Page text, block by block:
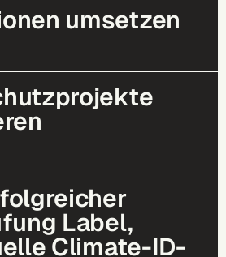
umsetzen
Label,
Climate-ID-